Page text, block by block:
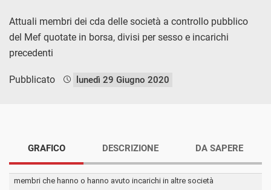
Attuali membri dei cda delle società a controllo pubblico
del Mef quotate in borsa, divisi per sesso e incarichi
precedenti
Pubblicato lunedì 29 Giugno 2020
GRAFICO DESCRIZIONE DA SAPERE